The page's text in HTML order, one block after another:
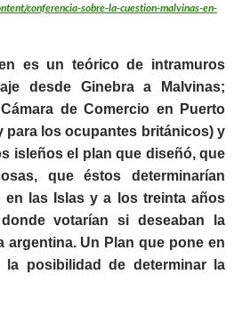
conferencia-sobre-la-cuestion-malvinas-en-
es un teórico de intramuros
desde Ginebra a Malvinas;
de Comercio en Puerto
para los ocupantes británicos) y
isleños el plan que diseñó, que
que éstos determinarían
en las Islas y a los treinta años
votarían si deseaban la
argentina. Un Plan que pone en
posibilidad de determinar la